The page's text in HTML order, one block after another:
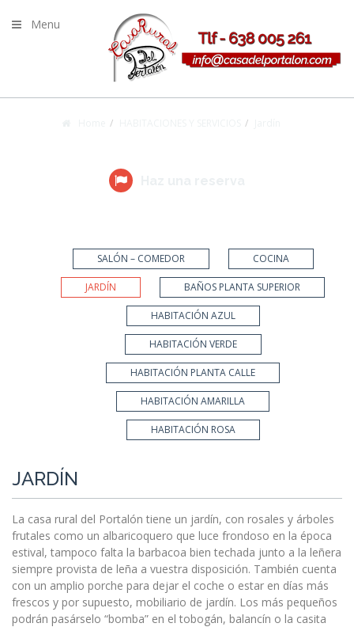
Menu
SALÓN – COMEDOR COCINA
JARDÍN BAÑOS PLANTA SUPERIOR
HABITACIÓN AZUL
HABITACIÓN VERDE
HABITACIÓN PLANTA CALLE
HABITACIÓN AMARILLA
HABITACIÓN ROSA
JARDÍN
La casa rural del Portalón tiene un jardín, con rosales y árboles
frutales como un albaricoquero que luce frondoso en la época
estival, tampoco falta la barbacoa bien techada junto a la leñera
siempre provista de leña a vuestra disposición. También cuenta
con un amplio porche para dejar el coche o estar en días más
frescos y por supuesto, mobiliario de jardín. Los más pequeños
podrán pasárselo “bomba” en el tobogán, balancín o la casita